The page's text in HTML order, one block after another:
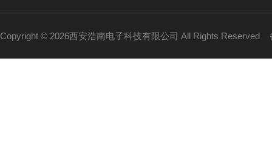
Copyright © 2026西安浩南电子科技有限公司 All Rights Reserved